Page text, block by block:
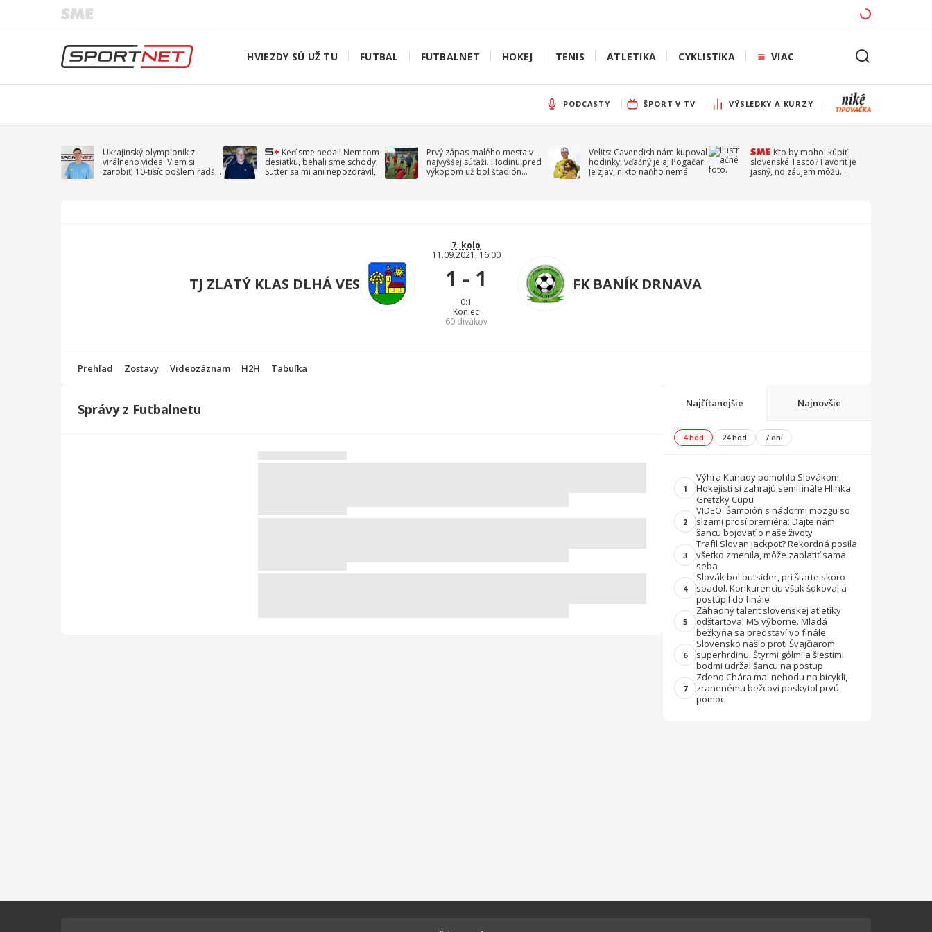
HVIEZDY SÚ UŽ TU FUTBAL FUTBALNET HOKEJ TENIS ATLETIKA CYKLISTIKA VIAC
PODCASTY ŠPORT V TV VÝSLEDKY A KURZY
Ukrajinský olympionik z
virálneho videa: Viem si
zarobiť, 10-tisíc pošlem radšej
Keď sme nedali Nemcom
desiatku, behali sme schody.
Sutter sa mi ani nepozdravil,
Prvý zápas malého mesta v
najvyššej súťaži. Hodinu pred
výkopom už bol štadión
Velits: Cavendish nám kupoval
hodinky, vďačný je aj Pogačar.
Je zjav, nikto naňho nemá
Kto by mohol kúpiť
slovenské Tesco? Favorit je
jasný, no záujem môžu
TJ ZLATÝ KLAS DLHÁ VES
7. kolo
11.09.2021, 16:00
1 - 1
0:1
Koniec
60divákov
FK BANÍK DRNAVA
Prehľad Zostavy Videozáznam H2H Tabuľka
Správy z Futbalnetu Najčítanejšie Najnovšie
4 hod 24 hod 7 dní
1
Výhra Kanady pomohla Slovákom.
Hokejisti si zahrajú semifinále Hlinka
Gretzky Cupu
2
VIDEO: Šampión s nádormi mozgu so
slzami prosí premiéra: Dajte nám
šancu bojovať o naše životy
3
Trafil Slovan jackpot? Rekordná posila
všetko zmenila, môže zaplatiť sama
seba
4
Slovák bol outsider, pri štarte skoro
spadol. Konkurenciu však šokoval a
postúpil do finále
5
Záhadný talent slovenskej atletiky
odštartoval MS výborne. Mladá
bežkyňa sa predstaví vo finále
6
Slovensko našlo proti Švajčiarom
superhrdinu. Štyrmi gólmi a šiestimi
bodmi udržal šancu na postup
7
Zdeno Chára mal nehodu na bicykli,
zranenému bežcovi poskytol prvú
pomoc